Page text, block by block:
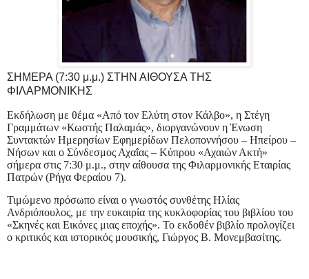
ΣΗΜΕΡΑ (7:30 μ.μ.) ΣΤΗΝ ΑΙΘΟΥΣΑ ΤΗΣ
ΦΙΛΑΡΜΟΝΙΚΗΣ
Εκδήλωση με θέμα «Από τον Ελύτη στον Κάλβο», η Στέγη
Γραμμάτων «Κωστής Παλαμάς», διοργανώνουν η Ένωση
Συντακτών Ημερησίων Εφημερίδων Πελοποννήσου – Ηπείρου –
Νήσων και ο Σύνδεσμος Αχαΐας – Κύπρου «Αχαιών Ακτή»
σήμερα στις 7:30 μ.μ., στην αίθουσα της Φιλαρμονικής Εταιρίας
Πατρών (Ρήγα Φεραίου 7).
Τιμώμενο πρόσωπο είναι ο γνωστός συνθέτης Ηλίας
Ανδριόπουλος, με την ευκαιρία της κυκλοφορίας του βιβλίου του
«Σκηνές και Εικόνες μιας εποχής». Το εκδοθέν βιβλίο προλογίζει
ο κριτικός και ιστορικός μουσικής, Γιώργος Β. Μονεμβασίτης.